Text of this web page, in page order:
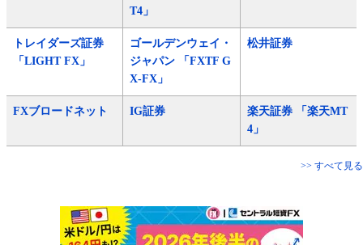
T4」
トレイダーズ証券
「LIGHT FX」
ゴールデンウェイ・
ジャパン 「FXTF G
X-FX」
松井証券
FXブロードネット IG証券
楽天証券 「楽天MT
4」
>> すべて見る